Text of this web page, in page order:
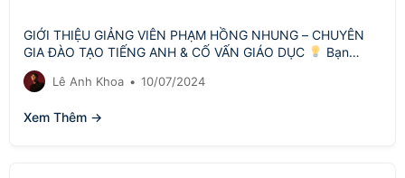
GIỚI THIỆU GIẢNG VIÊN PHẠM HỒNG NHUNG – CHUYÊN
GIA ĐÀO TẠO TIẾNG ANH & CỐ VẤN GIÁO DỤC
Bạn
đang…
Lê Anh Khoa • 10/07/2024
Xem Thêm →